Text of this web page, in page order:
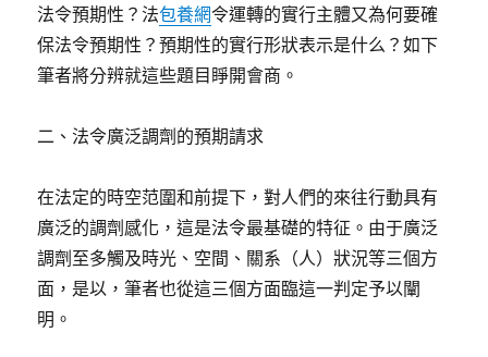
法令預期性？法包養網令運轉的實行主體又為何要確
保法令預期性？預期性的實行形狀表示是什么？如下
筆者將分辨就這些題目睜開會商。
二、法令廣泛調劑的預期請求
在法定的時空范圍和前提下，對人們的來往行動具有
廣泛的調劑感化，這是法令最基礎的特征。由于廣泛
調劑至多觸及時光、空間、關系（人）狀況等三個方
面，是以，筆者也從這三個方面臨這一判定予以闡
明。